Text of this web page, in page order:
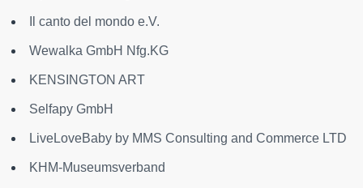
Il canto del mondo e.V.
Wewalka GmbH Nfg.KG
KENSINGTON ART
Selfapy GmbH
LiveLoveBaby by MMS Consulting and Commerce LTD
KHM-Museumsverband